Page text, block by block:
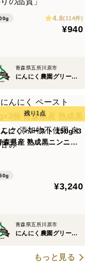
が育てた「こだわりの
」
4.8(114件)
¥940
青森県五所川原市
にんにく農園グリーンハンズ
にく ペースト 150g×3
森県産 熟成黒ニンニク
¥3,240
青森県五所川原市
にんにく農園グリーンハンズ
もっと見る